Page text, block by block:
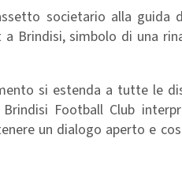
societario alla guida
Brindisi, simbolo di una
si estenda a tutte le
Football Club
un dialogo aperto e